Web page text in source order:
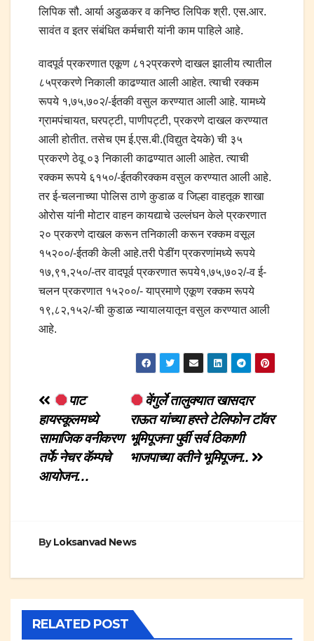
लिपिक सौ. आर्या अडुळकर व कनिष्ठ लिपिक श्री. एस.आर.
सावंत व इतर संबंधित कर्मचारी यांनी काम पाहिले आहे.
वादपूर्व प्रकरणात एकूण ८१२प्रकरणे दाखल झालीय त्यातील
८५प्रकरणे निकाली काढण्यात आली आहेत. त्याची रक्कम
रूपये १,७५,७०२/-ईतकी वसुल करण्यात आली आहे. यामध्ये
ग्रामपंचायत, घरपट्टी, पाणीपट्टी, प्रकरणे दाखल करण्यात
आली होतीत. तसेच एम ई.एस.बी.(विद्युत देयके) ची ३५
प्रकरणे ठेवू ०३ निकाली काढण्यात आली आहेत. त्याची
रक्कम रूपये ६१५०/-ईतकीरक्कम वसुल करण्यात आली आहे.
तर ई-चलनाच्या पोलिस ठाणे कुडाळ व जिल्हा वाहतूक शाखा
ओरोस यांनी मोटार वाहन कायद्याचे उल्लंघन केले प्रकरणात
२० प्रकरणे दाखल करून तनिकाली करून रक्कम वसूल
१५२००/-ईतकी केली आहे.तरी पेडींग प्रकरणांमध्ये रूपये
१७,९१,२५०/-तर वादपूर्व प्रकरणात रूपये१,७५,७०२/-व ई-
चलन प्रकरणात १५२००/- याप्रमाणे एकूण रक्कम रूपये
१९,८२,१५२/-ची कुडाळ न्यायालयातून वसुल करण्यात आली
आहे.
Post
navigation
वेंगुर्ले तालुक्यात खासदार
राऊत यांच्या हस्ते टेलिफोन टाॅवर
भूमिपूजना पुर्वी सर्व ठिकाणी
भाजपाच्या वतीने भूमिपूजन..
पाट
हायस्कूलमध्ये
सामाजिक वनीकरण
तर्फे नेचर कॅम्पचे
आयोजन…
ByLoksanvad News
RELATED POST